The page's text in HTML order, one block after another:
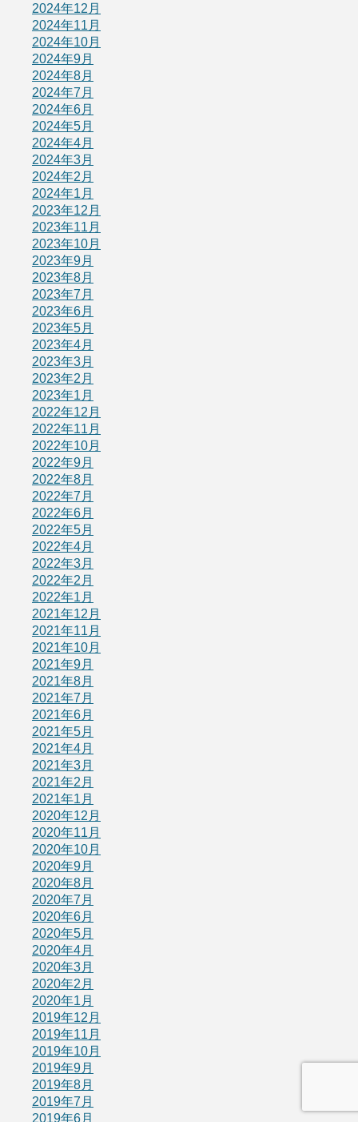
2024年12月
2024年11月
2024年10月
2024年9月
2024年8月
2024年7月
2024年6月
2024年5月
2024年4月
2024年3月
2024年2月
2024年1月
2023年12月
2023年11月
2023年10月
2023年9月
2023年8月
2023年7月
2023年6月
2023年5月
2023年4月
2023年3月
2023年2月
2023年1月
2022年12月
2022年11月
2022年10月
2022年9月
2022年8月
2022年7月
2022年6月
2022年5月
2022年4月
2022年3月
2022年2月
2022年1月
2021年12月
2021年11月
2021年10月
2021年9月
2021年8月
2021年7月
2021年6月
2021年5月
2021年4月
2021年3月
2021年2月
2021年1月
2020年12月
2020年11月
2020年10月
2020年9月
2020年8月
2020年7月
2020年6月
2020年5月
2020年4月
2020年3月
2020年2月
2020年1月
2019年12月
2019年11月
2019年10月
2019年9月
2019年8月
2019年7月
2019年6月